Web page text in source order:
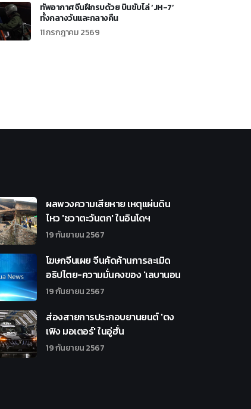
ทัพอากาศจีนฝึกรบด้วย บินขับไล่ ‘JH-7’
ทั้งกลางวันและกลางคืน
11 กรกฎาคม 2569
ผลพวงความเสียหาย เหตุแผ่นดิน
ไหว 'ชวาตะวันตก' ในอินโดฯ
19 กันยายน 2567
โฆษกจีนเผย จีนคัดค้านการละเมิด
อธิปไตย-ความมั่นคงของ 'เลบานอน
19 กันยายน 2567
ส่องสายการประกอบยานยนต์ 'ตง
เฟิง มอเตอร์' ในอู่ฮั่น
19 กันยายน 2567